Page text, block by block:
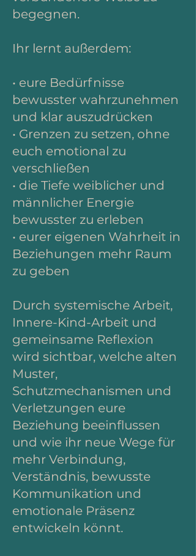
begegnen.
Ihr lernt außerdem:
• eure Bedürfnisse
bewusster wahrzunehmen
und klar auszudrücken
• Grenzen zu setzen, ohne
euch emotional zu
verschließen
• die Tiefe weiblicher und
männlicher Energie
bewusster zu erleben
• eurer eigenen Wahrheit in
Beziehungen mehr Raum
zu geben
Durch systemische Arbeit,
Innere-Kind-Arbeit und
gemeinsame Reflexion
wird sichtbar, welche alten
Muster,
Schutzmechanismen und
Verletzungen eure
Beziehung beeinflussen
und wie ihr neue Wege für
mehr Verbindung,
Verständnis, bewusste
Kommunikation und
emotionale Präsenz
entwickeln könnt.